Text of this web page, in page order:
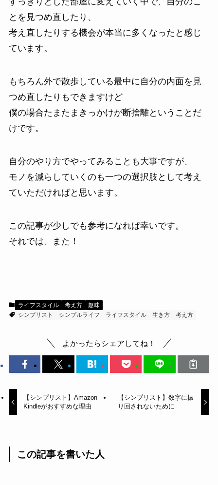
とを見つめ直したり、
考え直したりする機会が本当に多くなったと感じ
ています。
もちろん外で散歩している最中に自分の内面を見
つめ直したりもできますけど
僕の場合たまたまきっかけが断捨離ということだ
けです。
自分のやり方でやってみることも大事ですが、
モノを減らしていくのも一つの選択肢として考え
ていただければと思います。
この記事が少しでも参考になれば幸いです。
それでは、また！
ライフスタイル 考え方
趣味
シンプリスト
シンプルライフ ライフスタイル 生き方 考え方
よかったらシェアしてね！
【シンプリスト】Amazon
Kindleがおすすめな理由
【シンプリスト】数字に振
り回されないために
この記事を書いた人